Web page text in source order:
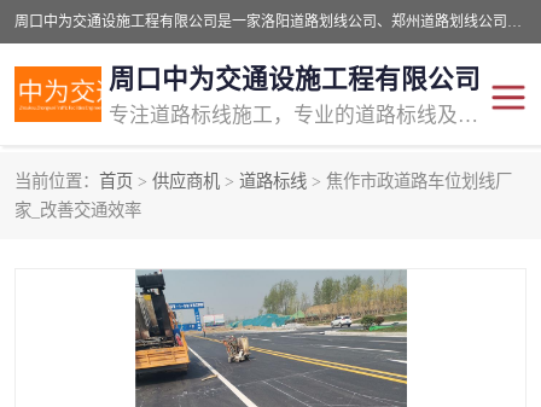
周口中为交通设施工程有限公司是一家洛阳道路划线公司、郑州道路划线公司、平顶山道路车位划线公司、开封车位划线公司、许昌道路车位划线公司、漯河道路车位划线公司，公司始终坚持“诚信、匠心、专注”的宗旨；我们的经营理念是：的服务。
周口中为交通设施工程有限公司
专注道路标线施工，专业的道路标线及交通设施施工服务商!
当前位置： 首页 > 供应商机 > 道路标线 > 焦作市政道路车位划线厂
家_改善交通效率
交通道路标线
道路标线划线 马路标线
道路划线